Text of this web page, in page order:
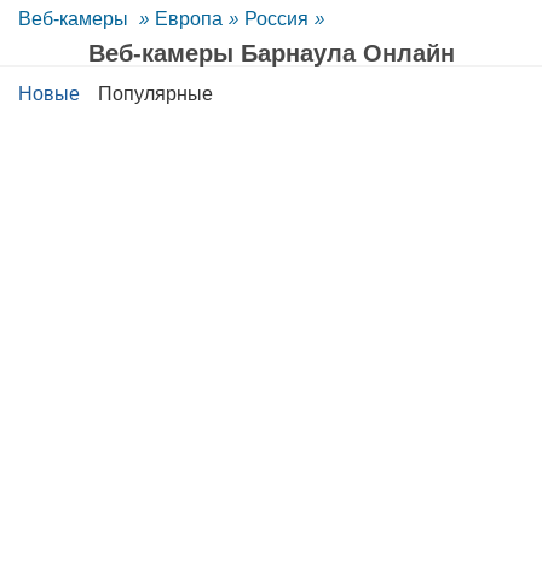
Веб-камеры » Европа » Россия »
Веб-камеры Барнаула Oнлайн
Новые Популярные